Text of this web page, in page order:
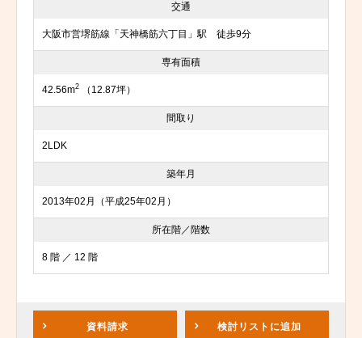
交通
大阪市営堺筋線「天神橋筋六丁目」駅 徒歩9分
専有面積
42.56m2 （12.87坪）
間取り
2LDK
築年月
2013年02月（平成25年02月）
所在階／階数
8 階 ／ 12 階
資料請求 検討リスト に追加